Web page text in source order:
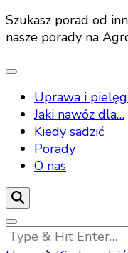
Szukasz porad od
nasze porady na
Uprawa i
Jaki nawóz dla…
Kiedy sadzić
Porady
O nas
Looking